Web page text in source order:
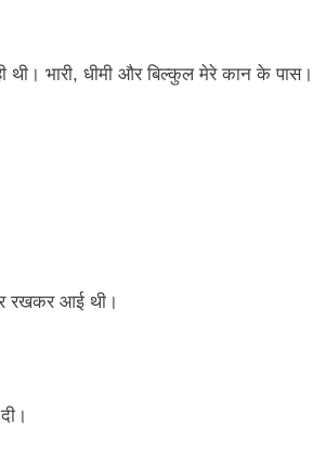
भारी, धीमी और बिल्कुल मेरे कान के पास।
रखकर आई थी।